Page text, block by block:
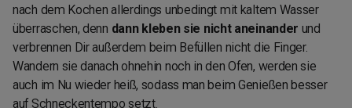
nach dem Kochen allerdings unbedingt mit kaltem Wasser
überraschen, denn dann kleben sie nicht aneinander und
verbrennen Dir außerdem beim Befüllen nicht die Finger.
Wandern sie danach ohnehin noch in den Ofen, werden sie
auch im Nu wieder heiß, sodass man beim Genießen besser
auf Schneckentempo setzt.